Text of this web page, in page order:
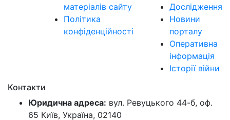
матеріалів сайту
Політика
конфіденційності
Дослідження
Новини
порталу
Оперативна
інформація
Історії війни
Контакти
Юридична адреса: вул. Ревуцького 44-б, оф.
65 Київ, Україна, 02140